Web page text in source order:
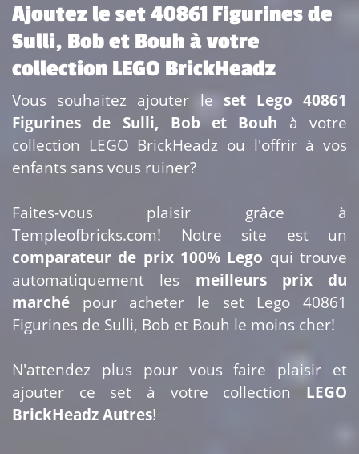
Ajoutez le set 40861 Figurines de
Sulli, Bob et Bouh à votre
collection LEGO BrickHeadz
Vous souhaitez ajouter le set Lego 40861
Figurines de Sulli, Bob et Bouh à votre
collection LEGO BrickHeadz ou l'offrir à vos
enfants sans vous ruiner?
Faites-vous plaisir grâce à
Templeofbricks.com! Notre site est un
comparateur de prix 100% Lego qui trouve
automatiquement les meilleurs prix du
marché pour acheter le set Lego 40861
Figurines de Sulli, Bob et Bouh le moins cher!
N'attendez plus pour vous faire plaisir et
ajouter ce set à votre collection LEGO
BrickHeadz Autres!